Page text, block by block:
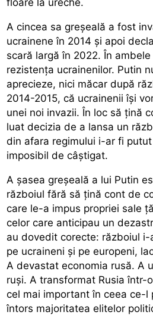
A cincea sa greșeală a fost
ucrainene în 2014 și apoi
scară largă în 2022. În
rezistența ucrainenilor. Putin
aprecieze, nici măcar după
2014-2015, că ucrainenii își
unei noi invazii. În loc să țină
luat decizia de a lansa un
din afara regimului i-ar fi
imposibil de câștigat.
A șasea greșeală a lui Putin
războiul fără să țină cont de
care le-a impus propriei sale
celor care anticipau un
au dovedit corecte: războiul
pe ucraineni și pe europeni,
A devastat economia rusă. A
ruși. A transformat Rusia într-
cel mai important în ceea ce-l
întors majoritatea elitelor